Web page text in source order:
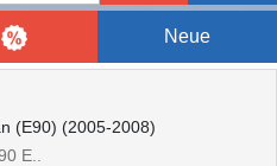
Neue
(E90) (2005-2008)
E..